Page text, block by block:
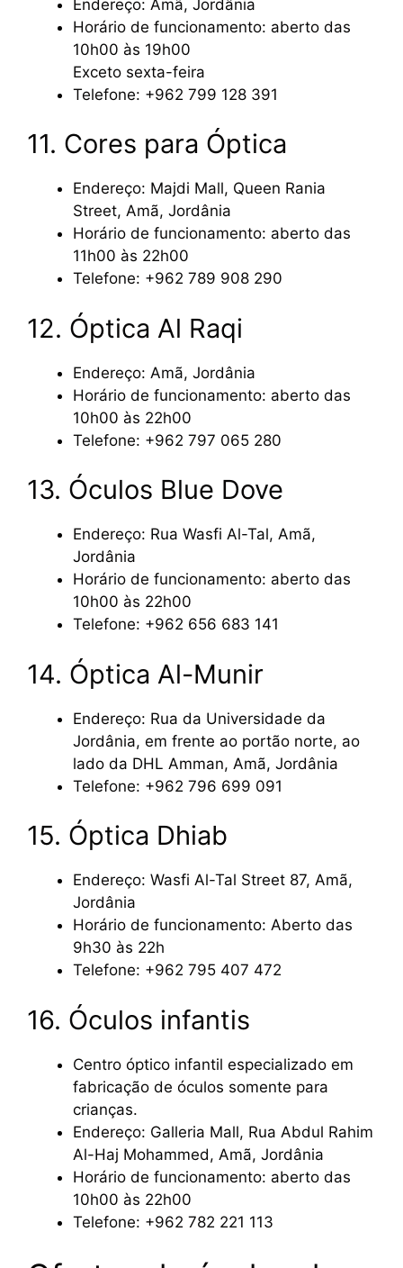
Endereço: Amã, Jordânia
Horário de funcionamento: aberto das
10h00 às 19h00
Exceto sexta-feira
Telefone: +962 799 128 391
11. Cores para Óptica
Endereço: Majdi Mall, Queen Rania
Street, Amã, Jordânia
Horário de funcionamento: aberto das
11h00 às 22h00
Telefone: +962 789 908 290
12. Óptica Al Raqi
Endereço: Amã, Jordânia
Horário de funcionamento: aberto das
10h00 às 22h00
Telefone: +962 797 065 280
13. Óculos Blue Dove
Endereço: Rua Wasfi Al-Tal, Amã,
Jordânia
Horário de funcionamento: aberto das
10h00 às 22h00
Telefone: +962 656 683 141
14. Óptica Al-Munir
Endereço: Rua da Universidade da
Jordânia, em frente ao portão norte, ao
lado da DHL Amman, Amã, Jordânia
Telefone: +962 796 699 091
15. Óptica Dhiab
Endereço: Wasfi Al-Tal Street 87, Amã,
Jordânia
Horário de funcionamento: Aberto das
9h30 às 22h
Telefone: +962 795 407 472
16. Óculos infantis
Centro óptico infantil especializado em
fabricação de óculos somente para
crianças.
Endereço: Galleria Mall, Rua Abdul Rahim
Al-Haj Mohammed, Amã, Jordânia
Horário de funcionamento: aberto das
10h00 às 22h00
Telefone: +962 782 221 113